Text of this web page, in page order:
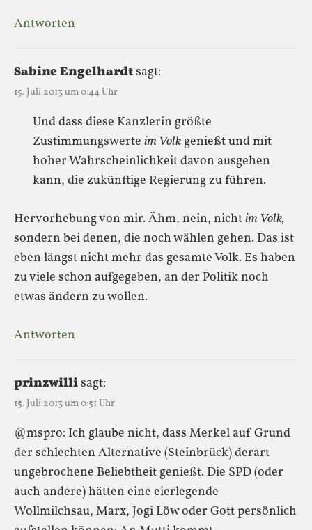
Antworten
Sabine Engelhardtsagt:
15. Juli 2013 um 0:44 Uhr
Und dass diese Kanzlerin größte
Zustimmungswerte im Volk genießt und mit
hoher Wahrscheinlichkeit davon ausgehen
kann, die zukünftige Regierung zu führen.
Hervorhebung von mir. Ähm, nein, nichtim Volk,
sondern bei denen, die noch wählen gehen. Das ist
eben längst nicht mehr das gesamte Volk. Es haben
zu viele schon aufgegeben, an der Politik noch
etwas ändern zu wollen.
Antworten
prinzwillisagt:
15. Juli 2013 um 0:51 Uhr
@mspro: Ich glaube nicht, dass Merkel auf Grund
der schlechten Alternative (Steinbrück) derart
ungebrochene Beliebtheit genießt. Die SPD (oder
auch andere) hätten eine eierlegende
Wollmilchsau, Marx, Jogi Löw oder Gott persönlich